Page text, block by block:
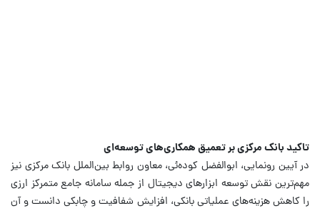
تاکید بانک مرکزی بر تعمیق همکاری‌های توسعه‌ای
در آیین رونمایی، ابوالفضل کوده‌ئی، معاون روابط بین‌الملل بانک مرکزی نیز
مهم‌ترین نقش توسعه ابزارهای دیجیتال از جمله سامانه جامع متمرکز ارزی
را کاهش هزینه‌های عملیاتی بانکی، افزایش شفافیت و چابکی دانست و آن